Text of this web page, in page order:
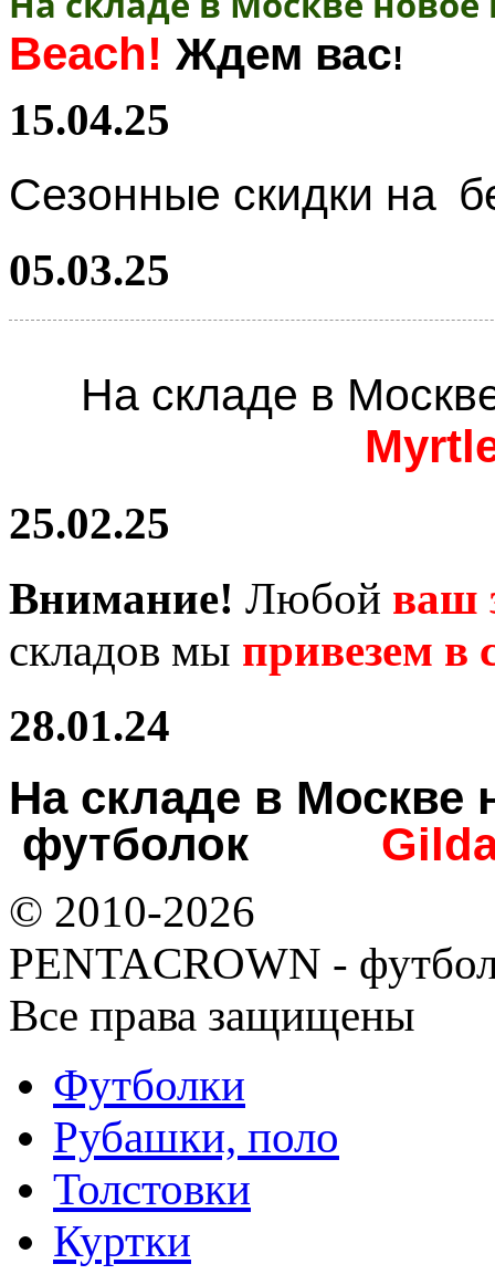
Beach! Ждем вас!
15.04.25
Сезонные скидки на
05.03.25
На складе в
25.02.25
Внимание! Любой ваш
складов мы привезем в
28.01.24
На складе в
футболок
© 2010-2026
PENTACROWN -
Все права защищены
Футболки
Рубашки, поло
Толстовки
Куртки